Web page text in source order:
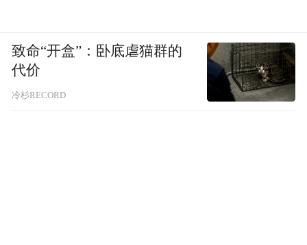
致命“开盒”：卧底虐猫群的
代价
冷杉RECORD